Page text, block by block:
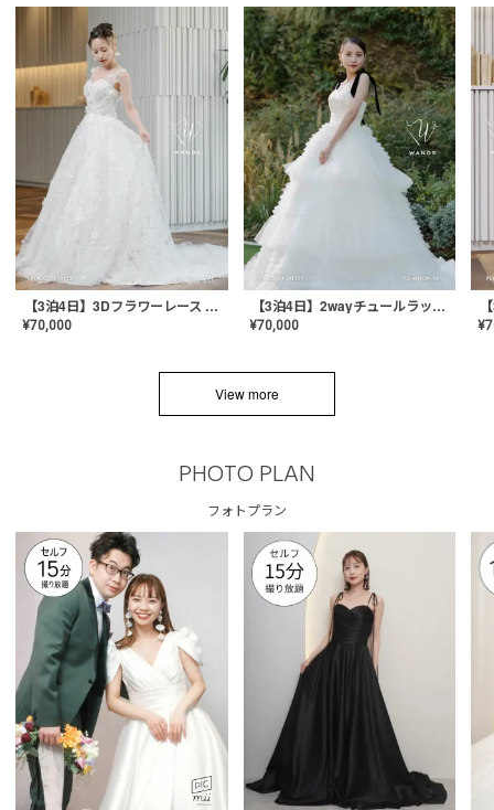
【3泊4日】3Dフラワーレース ドレス〈PD-WDOR-331〉
¥70,000
【3泊4日】2wayチュールラッフルドレス〈PD-WDOR-341RTL〉
¥70,000 ¥
View more
PHOTO PLAN
フォトプラン